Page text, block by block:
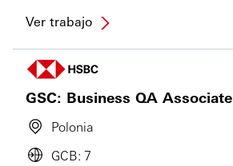
Ver trabajo
GSC: Business QA Associate
Polonia
GCB: 7